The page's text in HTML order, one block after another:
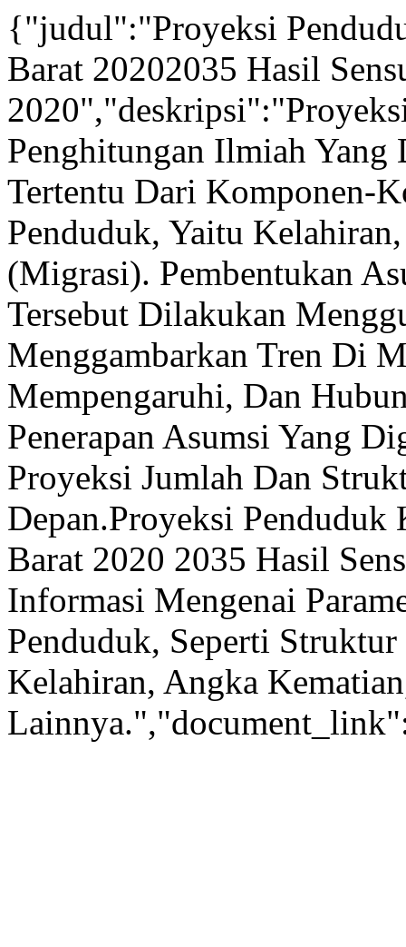
{"judul":"Proyeksi
Barat 20202035 Hasil
Penghitungan Ilmiah Yang
Tertentu Dari Komponen-
Penduduk, Yaitu
(Migrasi). Pembentukan
Tersebut Dilakukan
Menggambarkan Tren Di
Mempengaruhi, Dan
Penerapan Asumsi Yang
Proyeksi Jumlah Dan
Depan.Proyeksi Penduduk
Barat 2020 2035 Hasil
Informasi Mengenai
Penduduk, Seperti
Kelahiran, Angka